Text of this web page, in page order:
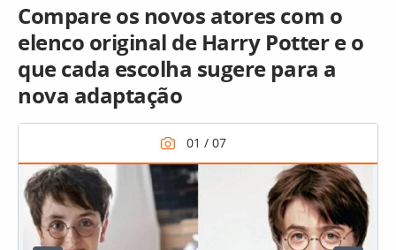
Compare os novos atores com o
elenco original de Harry Potter e o
que cada escolha sugere para a
nova adaptação